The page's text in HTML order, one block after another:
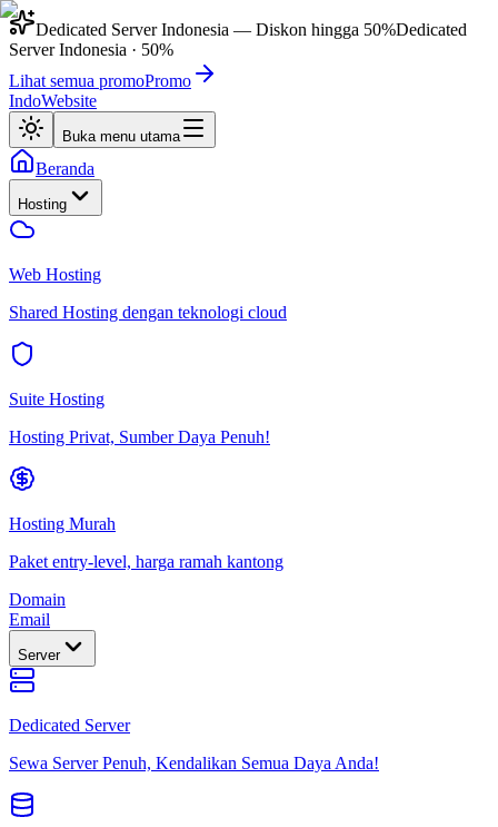
Dedicated Server Indonesia — Diskon hingga 50%Dedicated
Server Indonesia · 50%
Lihat semua promoPromo
IndoWebsite
Buka menu utama
Beranda
Hosting
Web Hosting
Shared Hosting dengan teknologi cloud
Suite Hosting
Hosting Privat, Sumber Daya Penuh!
Hosting Murah
Paket entry-level, harga ramah kantong
Domain
Email
Server
Dedicated Server
Sewa Server Penuh, Kendalikan Semua Daya Anda!